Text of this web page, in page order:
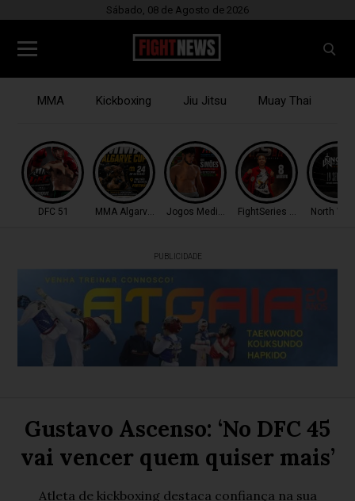
Sábado, 08 de Agosto de 2026
MMA Kickboxing Jiu Jitsu Muay Thai
DFC 51 MMA Algarve CupJogos MediterrâneoFightSeries 11 North
PUBLICIDADE
Gustavo Ascenso: ‘No DFC 45
vai vencer quem quiser mais’
Atleta de kickboxing destaca confiança na sua